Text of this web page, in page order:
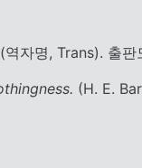
자명, Trans). 출
(H. E.